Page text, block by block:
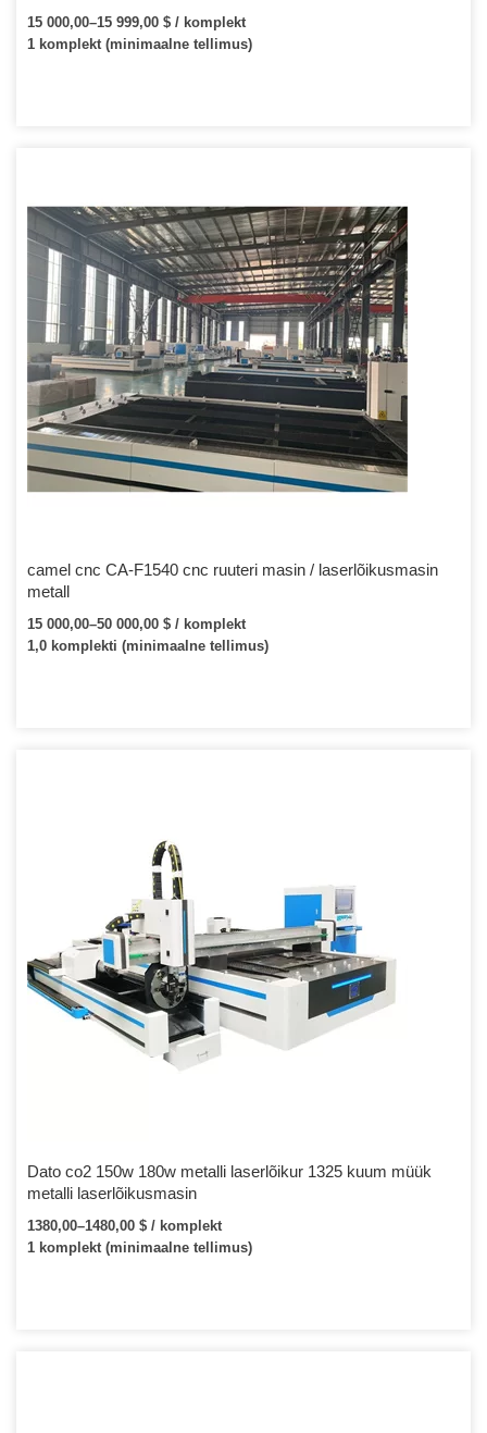
15 000,00–15 999,00 $ / komplekt
1 komplekt (minimaalne tellimus)
camel cnc CA-F1540 cnc ruuteri masin / laserlõikusmasin
metall
15 000,00–50 000,00 $ / komplekt
1,0 komplekti (minimaalne tellimus)
Dato co2 150w 180w metalli laserlõikur 1325 kuum müük
metalli laserlõikusmasin
1380,00–1480,00 $ / komplekt
1 komplekt (minimaalne tellimus)